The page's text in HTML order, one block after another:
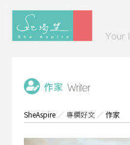
SheAspire ／專欄好文 ／作家